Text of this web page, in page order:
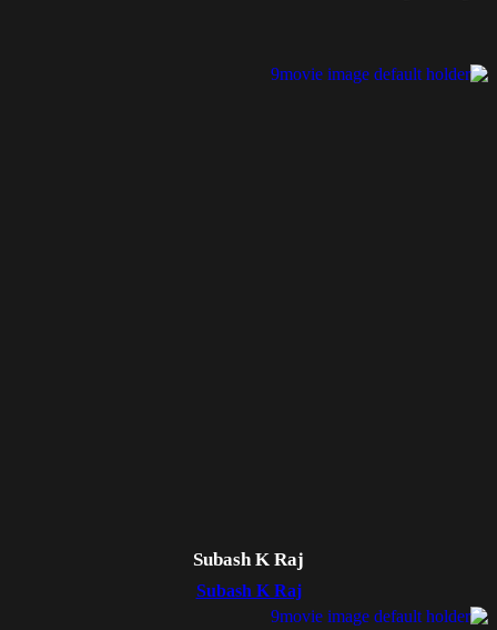
Subash K Raj
Subash K Raj